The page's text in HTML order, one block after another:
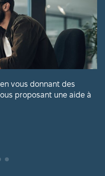
en vous donnant des
proposant une aide à